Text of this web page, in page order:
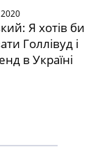
Я хотів би
Голлівуд і
в Україні